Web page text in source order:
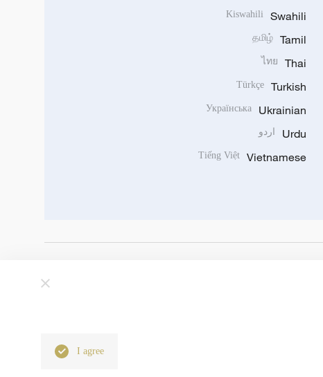
Swahili
Kiswahili
Tamil
தமிழ்
Thai
ไทย
Turkish
Türkçe
Ukrainian
Українська
Urdu اردو
Vietnamese
Tiếng Việt
I agree